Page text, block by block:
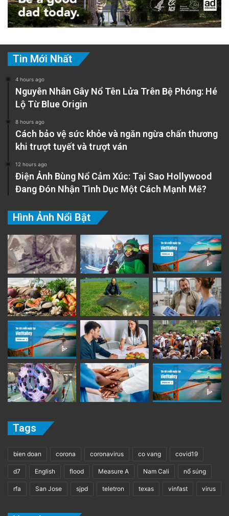
Tin Mới Nhất
4 hours ago
Nguyên Nhân Gây Nổ Tên Lửa Trên Bệ Phóng: Hé
Lộ Từ Blue Origin
8 hours ago
Cách bảo vệ sức khỏe và ngăn ngừa chấn thương
khi trượt tuyết và trượt ván
12 hours ago
Điện Ảnh Bùng Nổ Cảm Xúc: Tại Sao Hollywood
Đang Đón Nhận Tình Dục Một Cách Mạnh Mẽ?
Hình Ảnh Nổi Bật
Tags
bien doan corona coronavirus co vang covid19
d7 English flood Measure A Nam Cali nổ súng
rfa San Jose sjpd teletron texas vinfast virus